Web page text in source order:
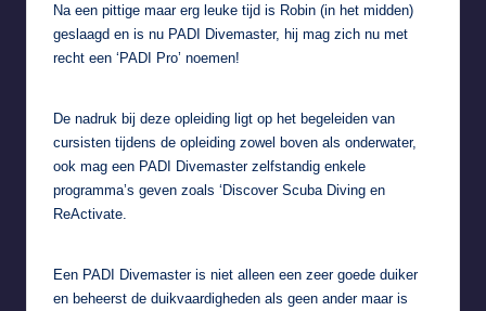
Na een pittige maar erg leuke tijd is Robin (in het midden)
geslaagd en is nu PADI Divemaster, hij mag zich nu met
recht een ‘PADI Pro’ noemen!
De nadruk bij deze opleiding ligt op het begeleiden van
cursisten tijdens de opleiding zowel boven als onderwater,
ook mag een PADI Divemaster zelfstandig enkele
programma’s geven zoals ‘Discover Scuba Diving en
ReActivate.
Een PADI Divemaster is niet alleen een zeer goede duiker
en beheerst de duikvaardigheden als geen ander maar is